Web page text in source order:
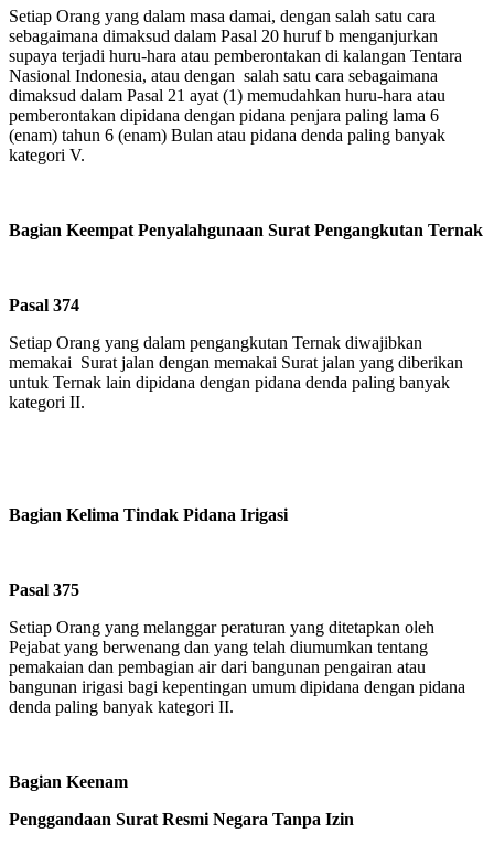
Setiap Orang yang dalam masa damai, dengan salah satu cara
sebagaimana dimaksud dalam Pasal 20 huruf b menganjurkan
supaya terjadi huru-hara atau pemberontakan di kalangan Tentara
Nasional Indonesia, atau dengan salah satu cara sebagaimana
dimaksud dalam Pasal 21 ayat (1) memudahkan huru-hara atau
pemberontakan dipidana dengan pidana penjara paling lama 6
(enam) tahun 6 (enam) Bulan atau pidana denda paling banyak
kategori V.
Bagian Keempat Penyalahgunaan Surat Pengangkutan Ternak
Pasal 374
Setiap Orang yang dalam pengangkutan Ternak diwajibkan
memakai Surat jalan dengan memakai Surat jalan yang diberikan
untuk Ternak lain dipidana dengan pidana denda paling banyak
kategori II.
Bagian Kelima Tindak Pidana Irigasi
Pasal 375
Setiap Orang yang melanggar peraturan yang ditetapkan oleh
Pejabat yang berwenang dan yang telah diumumkan tentang
pemakaian dan pembagian air dari bangunan pengairan atau
bangunan irigasi bagi kepentingan umum dipidana dengan pidana
denda paling banyak kategori II.
Bagian Keenam
Penggandaan Surat Resmi Negara Tanpa Izin